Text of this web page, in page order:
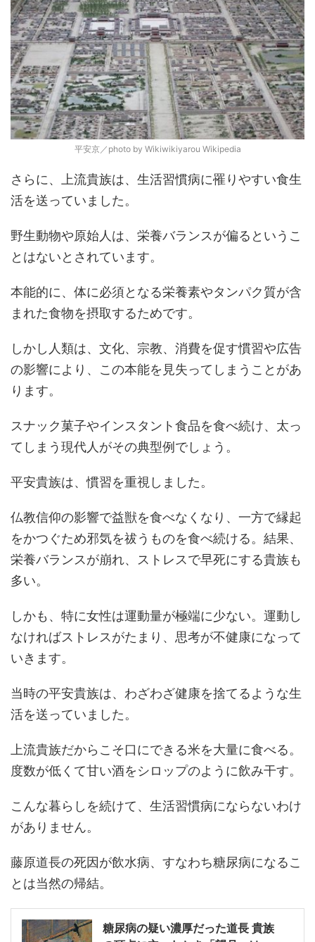
平安京／photo by Wikiwikiyarou Wikipedia
さらに、上流貴族は、生活習慣病に罹りやすい食生
活を送っていました。
野生動物や原始人は、栄養バランスが偏るというこ
とはないとされています。
本能的に、体に必須となる栄養素やタンパク質が含
まれた食物を摂取するためです。
しかし人類は、文化、宗教、消費を促す慣習や広告
の影響により、この本能を見失ってしまうことがあ
ります。
スナック菓子やインスタント食品を食べ続け、太っ
てしまう現代人がその典型例でしょう。
平安貴族は、慣習を重視しました。
仏教信仰の影響で益獣を食べなくなり、一方で縁起
をかつぐため邪気を祓うものを食べ続ける。結果、
栄養バランスが崩れ、ストレスで早死にする貴族も
多い。
しかも、特に女性は運動量が極端に少ない。運動し
なければストレスがたまり、思考が不健康になって
いきます。
当時の平安貴族は、わざわざ健康を捨てるような生
活を送っていました。
上流貴族だからこそ口にできる米を大量に食べる。
度数が低くて甘い酒をシロップのように飲み干す。
こんな暮らしを続けて、生活習慣病にならないわけ
がありません。
藤原道長の死因が飲水病、すなわち糖尿病になるこ
とは当然の帰結。
糖尿病の疑い濃厚だった道長 貴族